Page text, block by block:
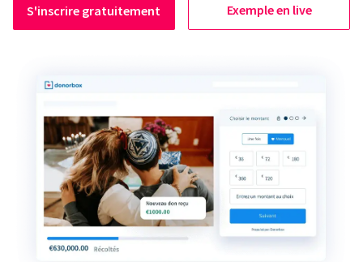
S'inscrire gratuitement Exemple en live